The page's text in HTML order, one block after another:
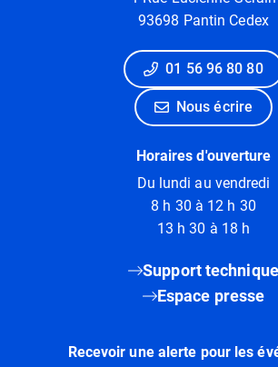
93698 Pantin Cedex
01 56 96 80 80
Nous écrire
Horaires d'ouverture
Du lundi au vendredi
8 h 30 à 12 h 30
13 h 30 à 18 h
Support technique
Espace presse
Recevoir une alerte pour les